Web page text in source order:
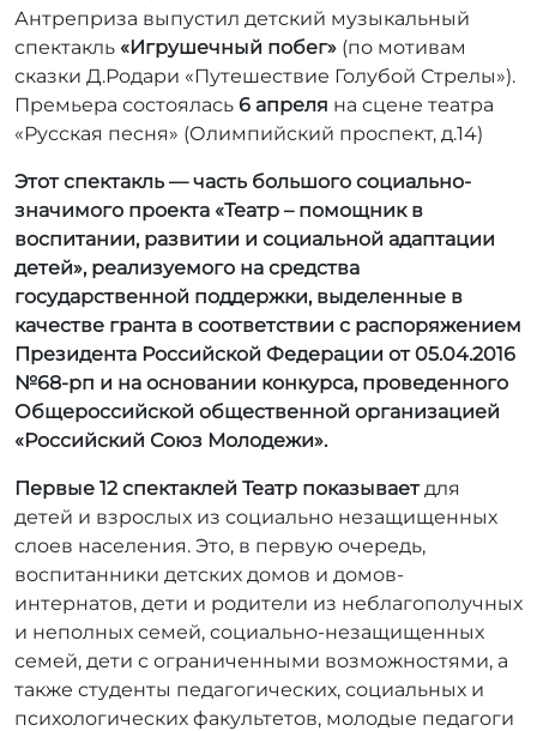
Антреприза выпустил детский музыкальный
спектакль «Игрушечный побег» (по мотивам
сказки Д.Родари «Путешествие Голубой Стрелы»).
Премьера состоялась 6 апреля на сцене театра
«Русская песня» (Олимпийский проспект, д.14)
Этот спектакль — часть большого социально-
значимого проекта «Театр – помощник в
воспитании, развитии и социальной адаптации
детей», реализуемого на средства
государственной поддержки, выделенные в
качестве гранта в соответствии c распоряжением
Президента Российской Федерации от 05.04.2016
№68-рп и на основании конкурса, проведенного
Общероссийской общественной организацией
«Российский Союз Молодежи».
Первые 12 спектаклей Театр показываетдля
детей и взрослых из социально незащищенных
слоев населения. Это, в первую очередь,
воспитанники детских домов и домов-
интернатов, дети и родители из неблагополучных
и неполных семей, социально-незащищенных
семей, дети с ограниченными возможностями, а
также студенты педагогических, социальных и
психологических факультетов, молодые педагоги